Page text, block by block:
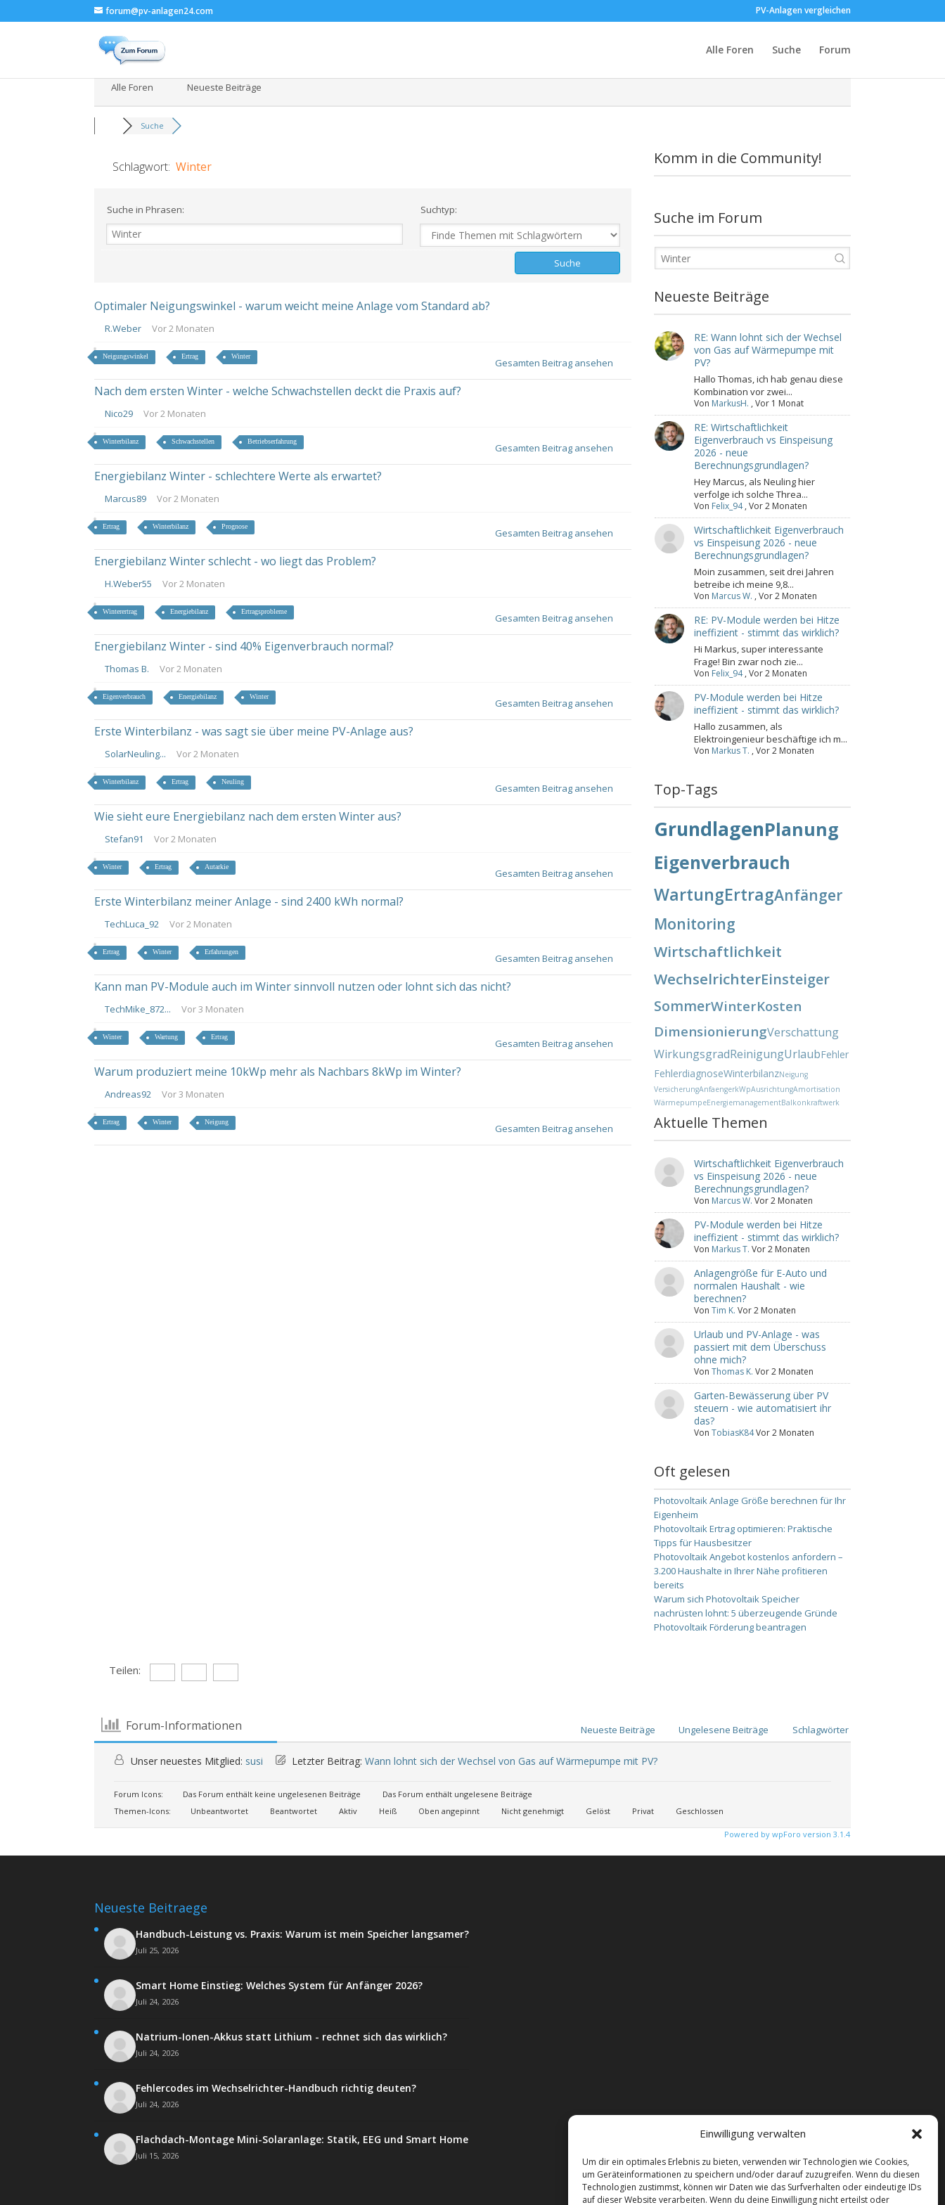
Einwilligung verwalten
Um dir ein optimales Erlebnis zu bieten, verwenden wir Technologien wie Cookies,
um Geräteinformationen zu speichern und/oder darauf zuzugreifen. Wenn du diesen
Technologien zustimmst, können wir Daten wie das Surfverhalten oder eindeutige IDs
auf dieser Website verarbeiten. Wenn du deine Einwilligung nicht erteilst oder
forum@pv-anlagen24.com PV-Anlagen vergleichen
Alle Foren Suche Forum
Alle Foren Neueste Beiträge
Suche
Schlagwort:Winter
Suche in Phrasen: Suchtyp:
Optimaler Neigungswinkel - warum weicht meine Anlage vom Standard ab?
R.Weber Vor 2 Monaten
Neigungswinkel Ertrag Winter
Gesamten Beitrag ansehen
Nach dem ersten Winter - welche Schwachstellen deckt die Praxis auf?
Nico29 Vor 2 Monaten
Winterbilanz Schwachstellen Betriebserfahrung
Gesamten Beitrag ansehen
Energiebilanz Winter - schlechtere Werte als erwartet?
Marcus89 Vor 2 Monaten
Ertrag Winterbilanz Prognose
Gesamten Beitrag ansehen
Energiebilanz Winter schlecht - wo liegt das Problem?
H.Weber55 Vor 2 Monaten
Winterertrag Energiebilanz Ertragsprobleme
Gesamten Beitrag ansehen
Energiebilanz Winter - sind 40% Eigenverbrauch normal?
Thomas B. Vor 2 Monaten
Eigenverbrauch Energiebilanz Winter
Gesamten Beitrag ansehen
Erste Winterbilanz - was sagt sie über meine PV-Anlage aus?
SolarNeuling... Vor 2 Monaten
Winterbilanz Ertrag Neuling
Gesamten Beitrag ansehen
Wie sieht eure Energiebilanz nach dem ersten Winter aus?
Stefan91 Vor 2 Monaten
Winter Ertrag Autarkie
Gesamten Beitrag ansehen
Erste Winterbilanz meiner Anlage - sind 2400 kWh normal?
TechLuca_92 Vor 2 Monaten
Ertrag Winter Erfahrungen
Gesamten Beitrag ansehen
Kann man PV-Module auch im Winter sinnvoll nutzen oder lohnt sich das nicht?
TechMike_872... Vor 3 Monaten
Winter Wartung Ertrag
Gesamten Beitrag ansehen
Warum produziert meine 10kWp mehr als Nachbars 8kWp im Winter?
Andreas92 Vor 3 Monaten
Ertrag Winter Neigung
Gesamten Beitrag ansehen
Komm in die Community!
Suche im Forum
Neueste Beiträge
RE: Wann lohnt sich der Wechsel
von Gas auf Wärmepumpe mit
PV?
Hallo Thomas, ich hab genau diese
Kombination vor zwei...
Von MarkusH. , Vor 1 Monat
RE: Wirtschaftlichkeit
Eigenverbrauch vs Einspeisung
2026 - neue
Berechnungsgrundlagen?
Hey Marcus, als Neuling hier
verfolge ich solche Threa...
Von Felix_94, Vor 2 Monaten
Wirtschaftlichkeit Eigenverbrauch
vs Einspeisung 2026 - neue
Berechnungsgrundlagen?
Moin zusammen, seit drei Jahren
betreibe ich meine 9,8...
Von Marcus W. , Vor 2 Monaten
RE: PV-Module werden bei Hitze
ineffizient - stimmt das wirklich?
Hi Markus, super interessante
Frage! Bin zwar noch zie...
Von Felix_94, Vor 2 Monaten
PV-Module werden bei Hitze
ineffizient - stimmt das wirklich?
Hallo zusammen, als
Elektroingenieur beschäftige ich m...
Von Markus T. , Vor 2 Monaten
Top-Tags
GrundlagenPlanung
Eigenverbrauch
WartungErtragAnfänger
Monitoring
Wirtschaftlichkeit
WechselrichterEinsteiger
SommerWinterKosten
DimensionierungVerschattung
WirkungsgradReinigungUrlaubFehler
FehlerdiagnoseWinterbilanzNeigung
VersicherungAnfaengerkWpAusrichtungAmortisation
WärmepumpeEnergiemanagementBalkonkraftwerk
Aktuelle Themen
Wirtschaftlichkeit Eigenverbrauch
vs Einspeisung 2026 - neue
Berechnungsgrundlagen?
Von Marcus W. Vor 2 Monaten
PV-Module werden bei Hitze
ineffizient - stimmt das wirklich?
Von Markus T. Vor 2 Monaten
Anlagengröße für E-Auto und
normalen Haushalt - wie
berechnen?
Von Tim K. Vor 2 Monaten
Urlaub und PV-Anlage - was
passiert mit dem Überschuss
ohne mich?
Von Thomas K. Vor 2 Monaten
Garten-Bewässerung über PV
steuern - wie automatisiert ihr
das?
Von TobiasK84 Vor 2 Monaten
Oft gelesen
Photovoltaik Anlage Größe berechnen für Ihr
Eigenheim
Photovoltaik Ertrag optimieren: Praktische
Tipps für Hausbesitzer
Photovoltaik Angebot kostenlos anfordern –
3.200 Haushalte in Ihrer Nähe profitieren
bereits
Warum sich Photovoltaik Speicher
nachrüsten lohnt: 5 überzeugende Gründe
Photovoltaik Förderung beantragen
Teilen:
Forum-Informationen Neueste Beiträge Ungelesene Beiträge Schlagwörter
Unser neuestes Mitglied: susi Letzter Beitrag:Wann lohnt sich der Wechsel von Gas auf Wärmepumpe mit PV?
Forum Icons: Das Forum enthält keine ungelesenen Beiträge
Das Forum enthält ungelesene Beiträge
Themen-Icons:
Unbeantwortet Beantwortet Aktiv Heiß Oben angepinnt Nicht genehmigt Gelöst Privat Geschlossen
Powered by wpForo version 3.1.4
Neueste Beitraege
Handbuch-Leistung vs. Praxis: Warum ist mein Speicher langsamer?
Juli 25, 2026
Smart Home Einstieg: Welches System für Anfänger 2026?
Juli 24, 2026
Natrium-Ionen-Akkus statt Lithium - rechnet sich das wirklich?
Juli 24, 2026
Fehlercodes im Wechselrichter-Handbuch richtig deuten?
Juli 24, 2026
Flachdach-Montage Mini-Solaranlage: Statik, EEG und Smart Home
Juli 15, 2026